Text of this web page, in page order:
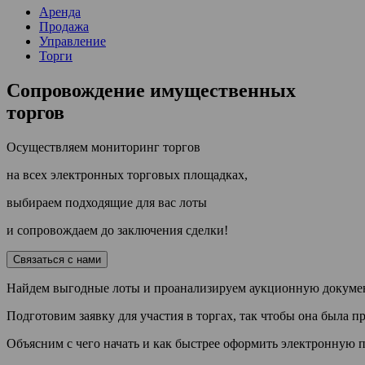
Аренда
Продажа
Управление
Торги
Сопровождение имущественных
торгов
Осуществляем мониторинг торгов
на всех электронных торговых площадках,
выбираем подходящие для вас лоты
и сопровождаем до заключения сделки!
Связаться с нами
Найдем выгодные лоты и проанализируем аукционную
Подготовим заявку для участия в торгах, так чтобы она была
Объясним с чего начать и как быстрее оформить электронную